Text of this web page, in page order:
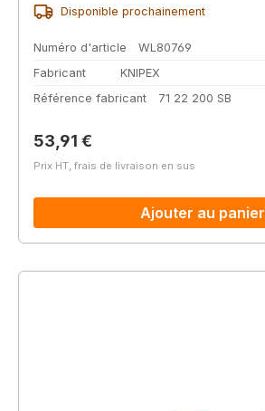
Disponible prochainement
Numéro d'article
WL80769
Fabricant
KNIPEX
Référence fabricant
71 22 200 SB
Prix régulier :
53,91 €
Prix HT, frais de livraison en sus
Ajouter au panier